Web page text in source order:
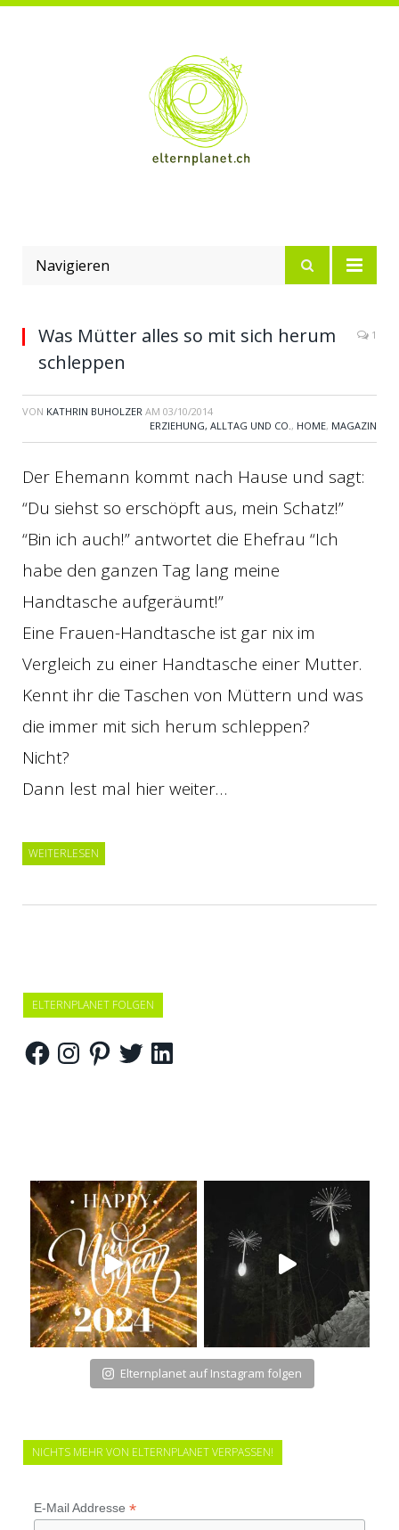
Navigieren
Was Mütter alles so mit sich herum
schleppen
1
VON KATHRIN BUHOLZER AM 03/10/2014
ERZIEHUNG, ALLTAG UND CO., HOME, MAGAZIN
Der Ehemann kommt nach Hause und sagt:
“Du siehst so erschöpft aus, mein Schatz!”
“Bin ich auch!” antwortet die Ehefrau “Ich
habe den ganzen Tag lang meine
Handtasche aufgeräumt!”
Eine Frauen-Handtasche ist gar nix im
Vergleich zu einer Handtasche einer Mutter.
Kennt ihr die Taschen von Müttern und was
die immer mit sich herum schleppen?
Nicht?
Dann lest mal hier weiter…
WEITERLESEN
ELTERNPLANET FOLGEN
FacebookInstagramPinterestTwitterLinkedIn
Elternplanet auf Instagram folgen
NICHTS MEHR VON ELTERNPLANET VERPASSEN!
E-Mail Addresse *